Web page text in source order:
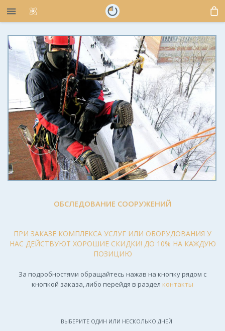
ОБСЛЕДОВАНИЕ СООРУЖЕНИЙ
ПРИ ЗАКАЗЕ КОМПЛЕКСА УСЛУГ ИЛИ ОБОРУДОВАНИЯ У
НАС ДЕЙСТВУЮТ ХОРОШИЕ СКИДКИ! ДО 10% НА КАЖДУЮ
ПОЗИЦИЮ
За подробностями обращайтесь нажав на кнопку рядом с
кнопкой заказа, либо перейдя в раздел контакты
ВЫБЕРИТЕ ОДИН ИЛИ НЕСКОЛЬКО ДНЕЙ